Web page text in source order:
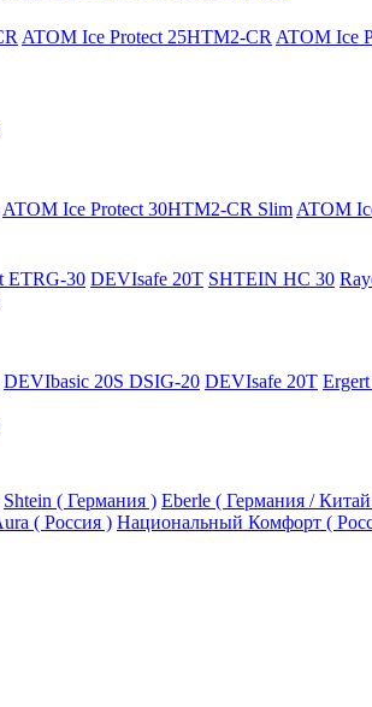
ATOM Ice Protect 25HTM2-CR ATOM Ice
ATOM Ice Protect 30HTM2-CR Slim ATOM
ETRG-30 DEVIsafe 20T SHTEIN HC 30
DEVIbasic 20S DSIG-20 DEVIsafe 20T
Shtein ( Германия ) Eberle ( Германия /
( Россия ) Национальный Комфорт (